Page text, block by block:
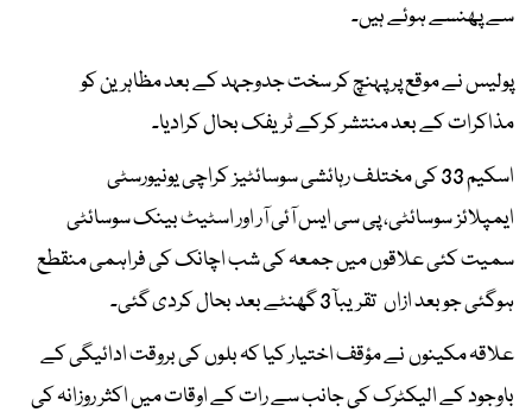
سے پھنسے ہوئے ہیں۔
پولیس نے موقع پر پہنچ کر سخت جدوجہد کے بعد مظاہرین کو
مذاکرات کے بعد منتشر کرکے ٹریفک بحال کرادیا۔
اسکیم 33 کی مختلف رہائشی سوسائٹیز کراچی یونیورسٹی
ایمپلائز سوسائٹی، پی سی ایس آئی آر اور اسٹیٹ بینک سوسائٹی
سمیت کئی علاقوں میں جمعہ کی شب اچانک کی فراہمی منقطع
ہوگئی جو بعد ازاں تقریبآ 3 گھنٹے بعد بحال کردی گئی۔
علاقہ مکینوں نے مؤقف اختیار کیا کہ بلوں کی بروقت ادائیگی کے
باوجود کے الیکٹرک کی جانب سے رات کے اوقات میں اکثر روزانہ کی